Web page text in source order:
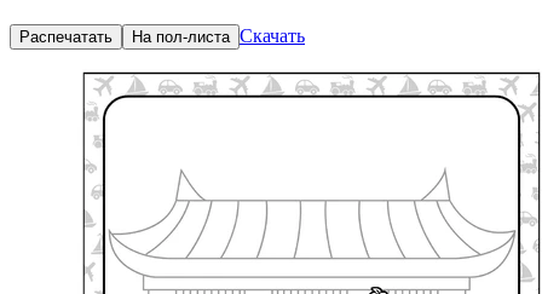
Распечатать На пол-листа Скачать